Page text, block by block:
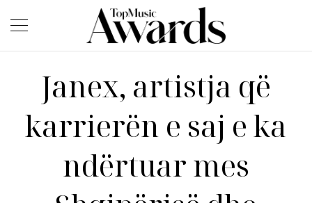
Janex, artistja që
karrierën e saj e ka
ndërtuar mes